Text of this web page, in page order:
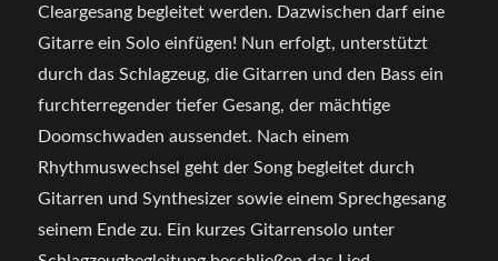
Cleargesang begleitet werden. Dazwischen darf eine
Gitarre ein Solo einfügen! Nun erfolgt, unterstützt
durch das Schlagzeug, die Gitarren und den Bass ein
furchterregender tiefer Gesang, der mächtige
Doomschwaden aussendet. Nach einem
Rhythmuswechsel geht der Song begleitet durch
Gitarren und Synthesizer sowie einem Sprechgesang
seinem Ende zu. Ein kurzes Gitarrensolo unter